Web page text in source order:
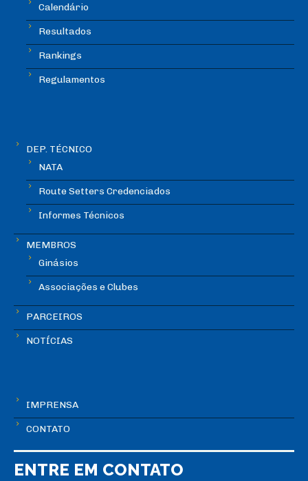
Calendário
Resultados
Rankings
Regulamentos
DEP. TÉCNICO
NATA
Route Setters Credenciados
Informes Técnicos
MEMBROS
Ginásios
Associações e Clubes
PARCEIROS
NOTÍCIAS
IMPRENSA
CONTATO
ENTRE EM CONTATO